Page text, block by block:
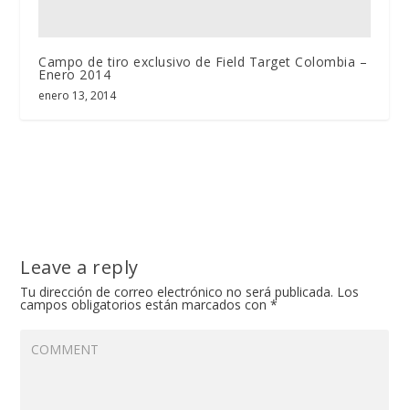
Campo de tiro exclusivo de Field Target Colombia –
Enero 2014
enero 13, 2014
Leave a reply
Tu dirección de correo electrónico no será publicada. Los
campos obligatorios están marcados con*